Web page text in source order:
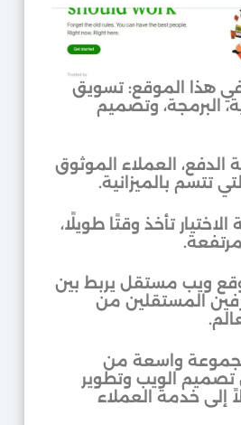
هذا الموقع: تسويق
البرمجة، وتصميم
الدفع، العملاء الموثوق
تتسم بالميزانية.
تأخذ وقتًا طويلًا،
ويب مستقل يربط بين
المستقلين من
واسعة من
تصميم الويب وتطوير
إلى خدمة العملاء